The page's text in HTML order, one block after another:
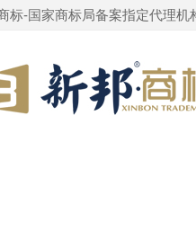
标-国家商标局备案指定代理机